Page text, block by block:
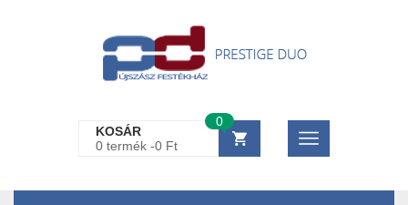
KOSÁR
0 termék -0 Ft
0